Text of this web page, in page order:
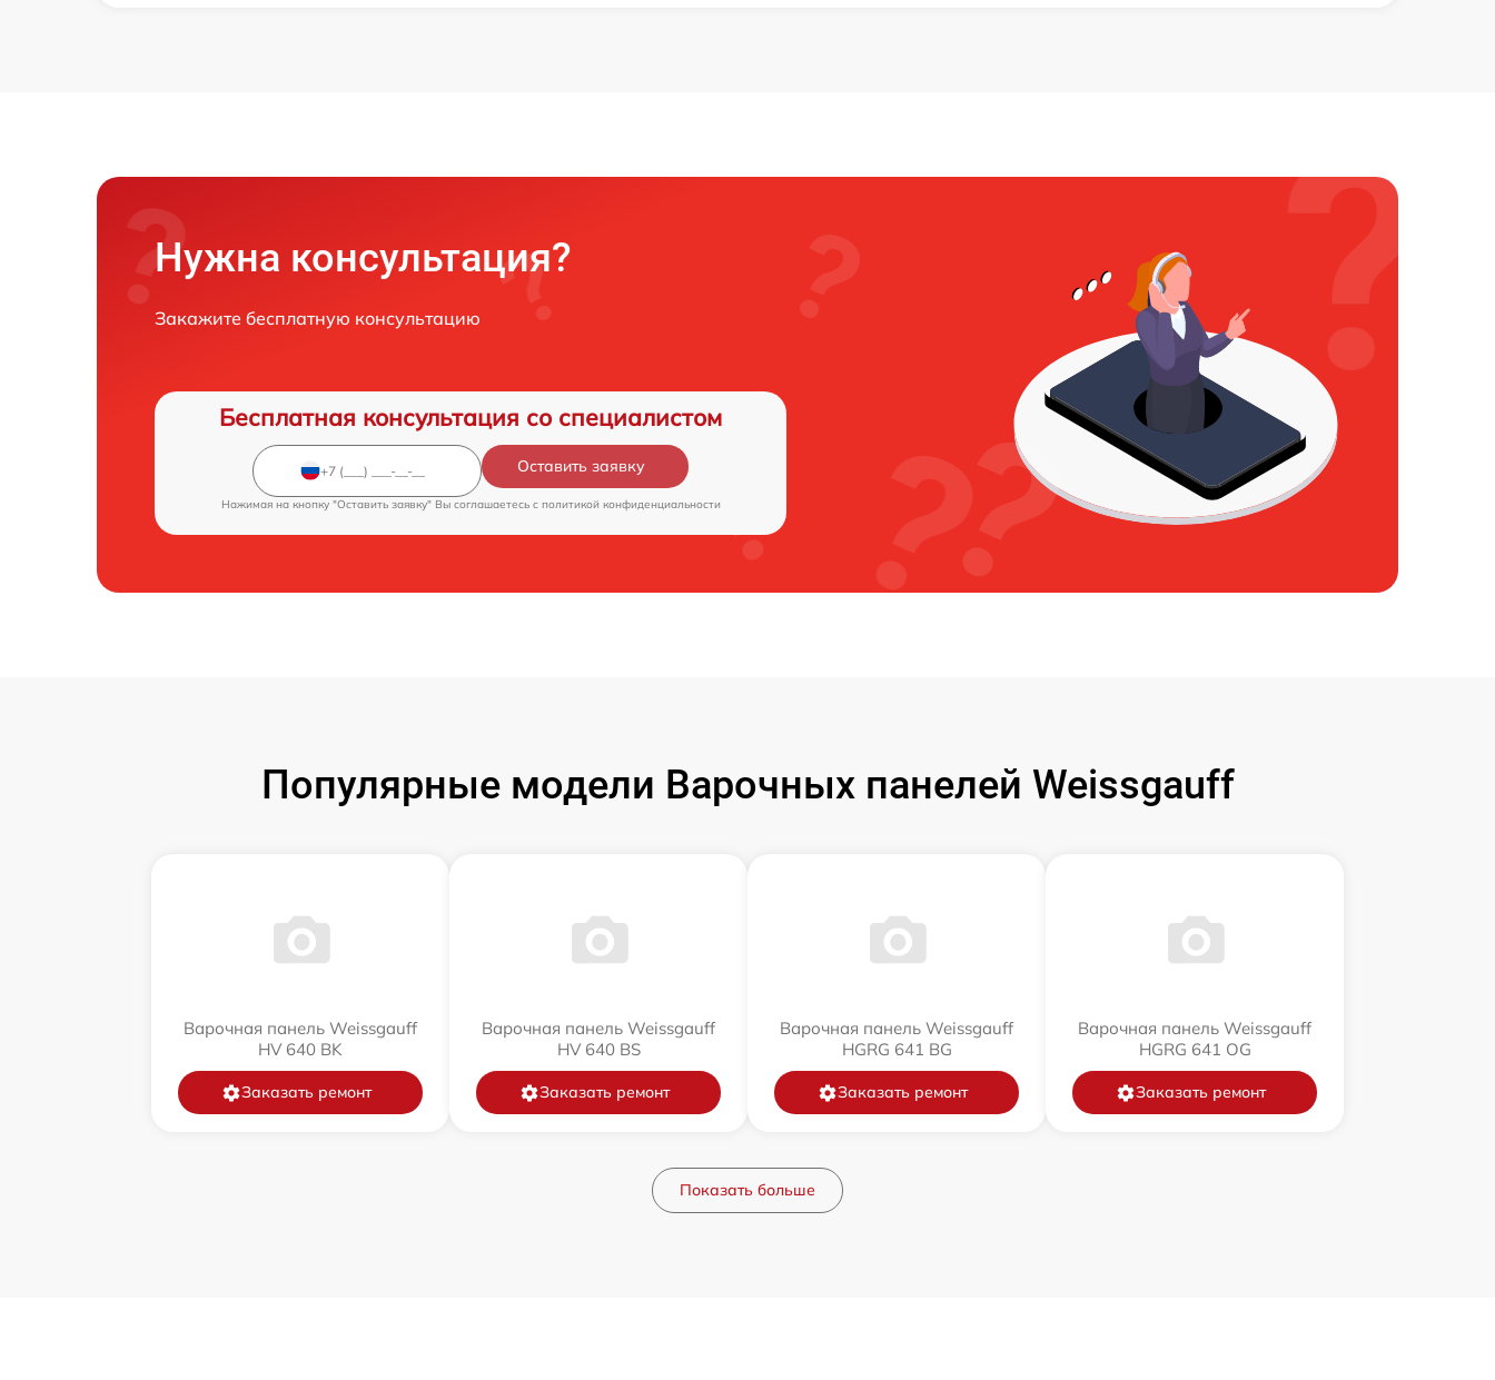
Нужна консультация?
Закажите бесплатную консультацию
Бесплатная консультация со специалистом
Оставить заявку
Нажимая на кнопку "Оставить заявку" Вы соглашаетесь c политикой конфиденциальности
Популярные модели Варочных панелей Weissgauff
Варочная панель Weissgauff
HV 640 BK
Заказать ремонт
Варочная панель Weissgauff
HV 640 BS
Заказать ремонт
Варочная панель Weissgauff
HGRG 641 BG
Заказать ремонт
Варочная панель Weissgauff
HGRG 641 OG
Заказать ремонт
Показать больше